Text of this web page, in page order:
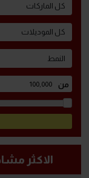
كل الماركات
كل الموديلات
النمط
الاكثر